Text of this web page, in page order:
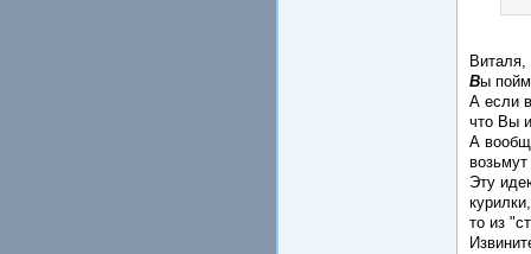
Виталя,
Вы
А если
что Вы
А
Эту
то из